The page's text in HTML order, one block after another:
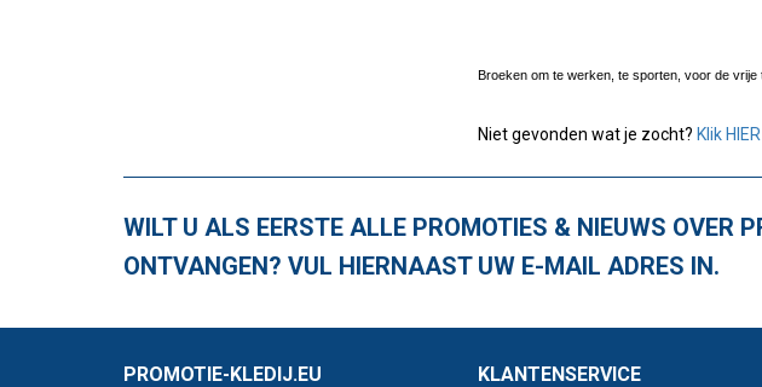
Broeken om te werken, te sporten, voor de
Niet gevonden wat je zocht? Klik
WILT U ALS EERSTE ALLE PROMOTIES & NIEUWS OVER
ONTVANGEN? VUL HIERNAAST UW E-MAIL ADRES IN.
PROMOTIE-KLEDIJ.EU
KLANTENSERVICE